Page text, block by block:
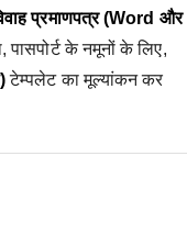
प्रमाणपत्र (Word और
के नमूनों के लिए,
टेम्पलेट का मूल्यांकन कर